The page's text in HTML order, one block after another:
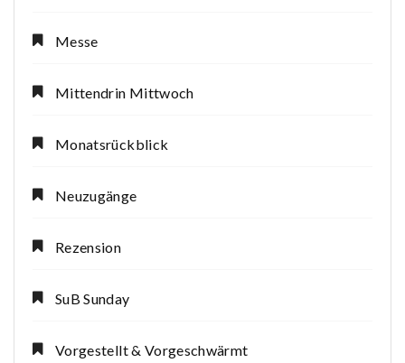
Messe
Mittendrin Mittwoch
Monatsrückblick
Neuzugänge
Rezension
SuB Sunday
Vorgestellt & Vorgeschwärmt